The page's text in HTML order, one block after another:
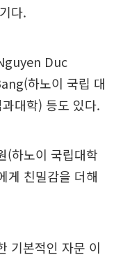
다.
Duc
하노이 국립 대
대학) 등도 있다.
(하노이 국립대학
게 친밀감을 더해
기본적인 자문 이